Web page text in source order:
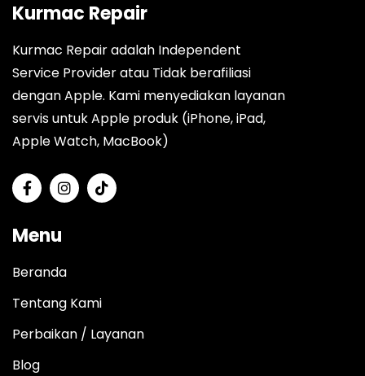
Kurmac Repair
Kurmac Repair adalah Independent
Service Provider atau Tidak berafiliasi
dengan Apple. Kami menyediakan layanan
servis untuk Apple produk (iPhone, iPad,
Apple Watch, MacBook)
Menu
Beranda
Tentang Kami
Perbaikan / Layanan
Blog